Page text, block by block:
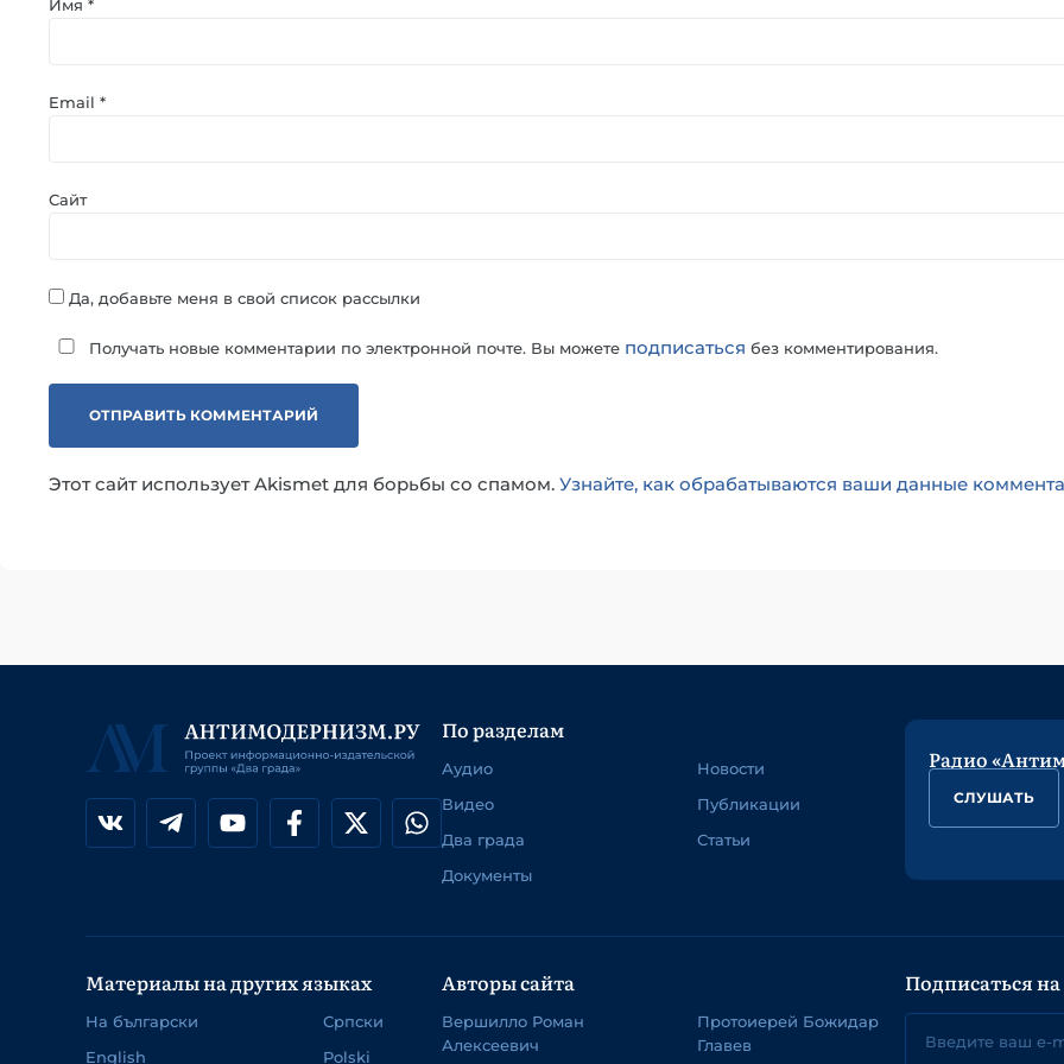
Имя *
Email *
Сайт
Да, добавьте меня в свой список рассылки
Получать новые комментарии по электронной почте. Вы можете подписаться без комментирования.
Этот сайт использует Akismet для борьбы со спамом. Узнайте, как обрабатываются ваши данные
По разделам
Аудио
Видео
Два града
Документы
Новости
Публикации
Статьи
Радио
СЛУШАТЬ
Материалы на других языках
На български
English
Српски
Polski
Авторы сайта
Вершилло Роман
Алексеевич
Протоиерей Божидар
Главев
Подписаться